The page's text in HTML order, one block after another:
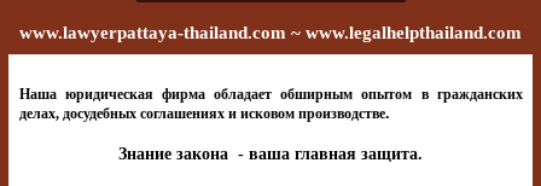
www.lawyerpattaya-thailand.com ~ www.legalhelpthailand.com
Наша юридическая фирма обладает обширным опытом в гражданских
делах, досудебных соглашениях и исковом производстве.
Знание закона - ваша главная защита.